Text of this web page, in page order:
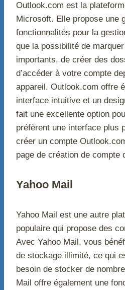
Outlook.com est la
Microsoft. Elle propose une
fonctionnalités pour la
que la possibilité de
importants, de créer des
d’accéder à votre compte
appareil. Outlook.com offre
interface intuitive et un
fait une excellente option
préfèrent une interface plus
créer un compte
page de création de compte
Yahoo Mail
Yahoo Mail est une autre
populaire qui propose des
Avec Yahoo Mail, vous
de stockage illimité, ce qui
besoin de stocker de
Mail offre également une